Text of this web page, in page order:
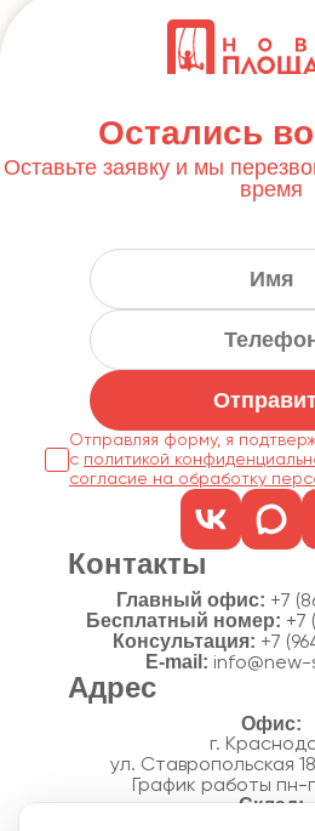
Остались
Оставьте заявку и мы
время
Отправляя форму, я
с политикой
согласие на обработку
Контакты
Главный офис: +7
Бесплатный номер: +7
Консультация: +7
E-mail: info@new-
Адрес
г.
ул. Ставропольская
График работы пн-